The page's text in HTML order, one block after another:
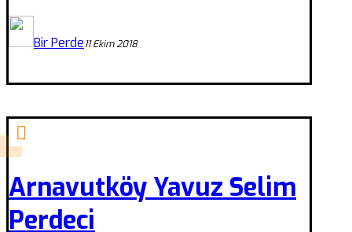
Bir Perde11 Ekim 2018
Arnavutköy Yavuz Selim
Perdeci